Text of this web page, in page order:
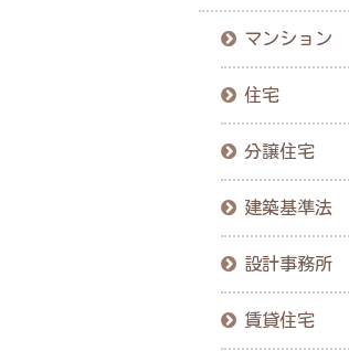
マンション
住宅
分譲住宅
建築基準法
設計事務所
賃貸住宅